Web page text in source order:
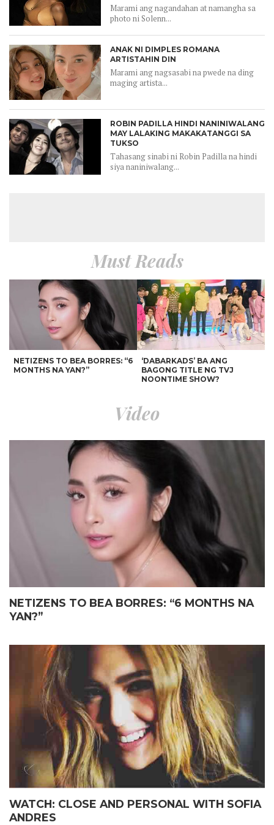
Marami ang nagandahan at namangha sa
photo ni Solenn...
ANAK NI DIMPLES ROMANA
ARTISTAHIN DIN
Marami ang nagsasabi na pwede na ding
maging artista...
ROBIN PADILLA HINDI NANINIWALANG
MAY LALAKING MAKAKATANGGI SA
TUKSO
Tahasang sinabi ni Robin Padilla na hindi
siya naniniwalang...
Must Reads
NETIZENS TO BEA BORRES: “6
MONTHS NA YAN?”
‘DABARKADS’ BA ANG
BAGONG TITLE NG TVJ
NOONTIME SHOW?
ELIAS MAY FATHER’S DAY
GIFT KAY JOHN LLOYD CRUZ
SA ISANG EMOSYONAL NA
JOHN LLOYD CRUZ
MAGIGING ‘KAPUSO’ NA NGA
BA?
Video
NETIZENS TO BEA BORRES: “6 MONTHS NA
YAN?”
WATCH: CLOSE AND PERSONAL WITH SOFIA
ANDRES